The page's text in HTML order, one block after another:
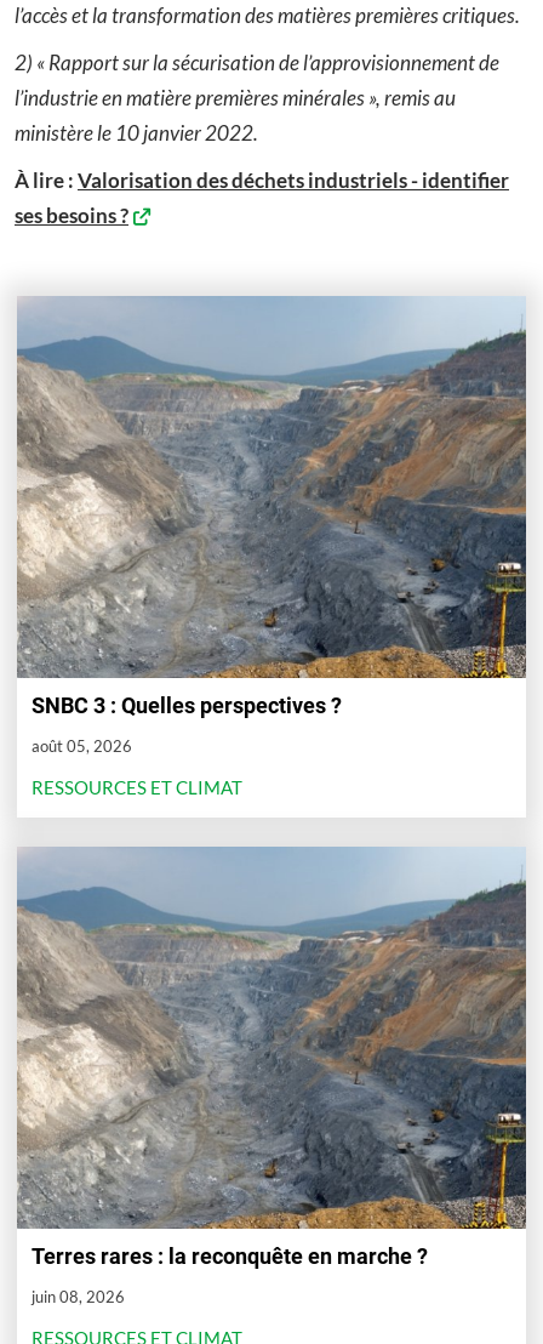
l’accès et la transformation des matières premières critiques.
2) « Rapport sur la sécurisation de l’approvisionnement de
l’industrie en matière premières minérales », remis au
ministère le 10 janvier 2022.
À lire :Valorisation des déchets industriels - identifier
ses besoins ?
SNBC 3 : Quelles perspectives ?
août 05, 2026
RESSOURCES ET CLIMAT
Terres rares : la reconquête en marche ?
juin 08, 2026
RESSOURCES ET CLIMAT